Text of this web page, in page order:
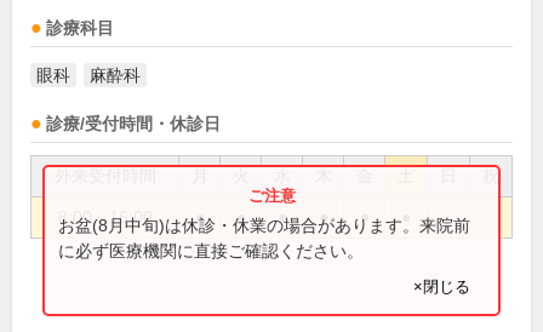
診療科目
眼科 麻酔科
診療/受付時間・休診日
祝
8:00～16:00 ● ● ● ● ●
お盆(8月中旬)は休診・休業の場合があります。来院前
に必ず医療機関に直接ご確認ください。
×閉じる